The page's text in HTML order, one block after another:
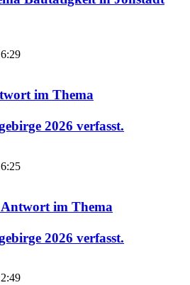
im Thema
2026 verfasst.
Antwort im Thema
2026 verfasst.